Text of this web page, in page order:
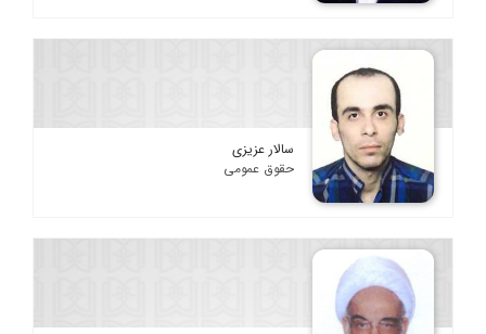
سالار عزیزی
حقوق عمومی